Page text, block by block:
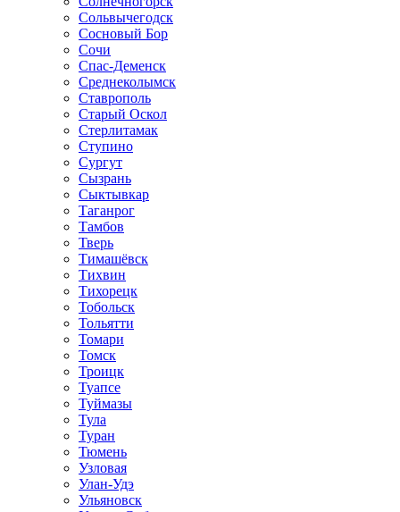
Сольвычегодск
Сосновый Бор
Сочи
Спас-Деменск
Среднеколымск
Ставрополь
Старый Оскол
Стерлитамак
Ступино
Сургут
Сызрань
Сыктывкар
Таганрог
Тамбов
Тверь
Тимашёвск
Тихвин
Тихорецк
Тобольск
Тольятти
Томари
Томск
Троицк
Туапсе
Туймазы
Тула
Туран
Тюмень
Узловая
Улан-Удэ
Ульяновск